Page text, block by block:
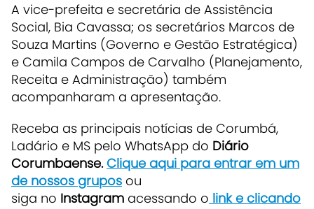
A vice-prefeita e secretária de Assistência
Social, Bia Cavassa; os secretários Marcos de
Souza Martins (Governo e Gestão Estratégica)
e Camila Campos de Carvalho (Planejamento,
Receita e Administração) também
acompanharam a apresentação.
Receba as principais notícias de Corumbá,
Ladário e MS pelo WhatsApp do Diário
Corumbaense.Clique aqui para entrar em um
de nossos grupos ou
siga no Instagram acessando o link e clicando